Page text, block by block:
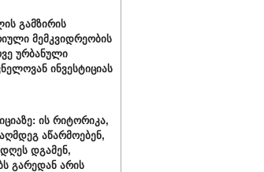
გამზირის
მემკვიდრეობის
ურბანული
ინვესტიციას
ის რიტორიკა,
აწარმოებენ,
დღეს დგამენ,
გარედან არის